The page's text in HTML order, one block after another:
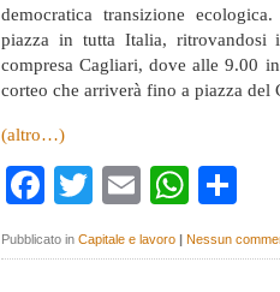
democratica transizione
piazza in tutta Italia, ritrovandosi
compresa Cagliari, dove alle 9.00
corteo che arriverà fino a piazza del
(altro…)
Facebook
Twitter
Email
Pubblicato in Capitale e lavoro | Nessun